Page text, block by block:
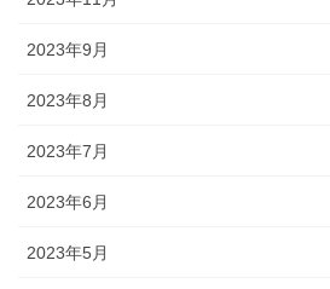
2023年9月
2023年8月
2023年7月
2023年6月
2023年5月